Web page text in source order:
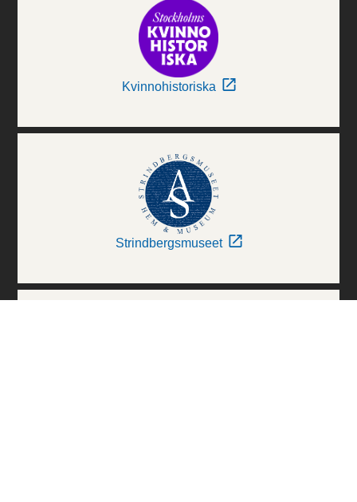
Kvinnohistoriska
Strindbergsmuseet